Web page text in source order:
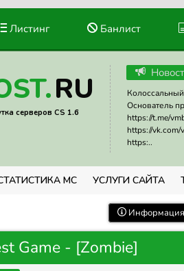
Листинг Банлист
RU
серверов CS 1.6
Основатель
https://t.me/
https://vk.com/
https:..
МС УСЛУГИ САЙТА
Game - [Zombie]